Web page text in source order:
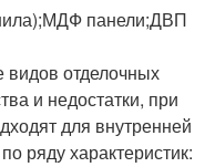
панели;ДВП
видов отделочных
и недостатки, при
для внутренней
ряду характеристик: